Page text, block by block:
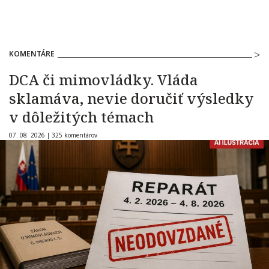
KOMENTÁRE
DCA či mimovládky. Vláda
sklamáva, nevie doručiť výsledky
v dôležitých témach
07. 08. 2026 | 325 komentárov